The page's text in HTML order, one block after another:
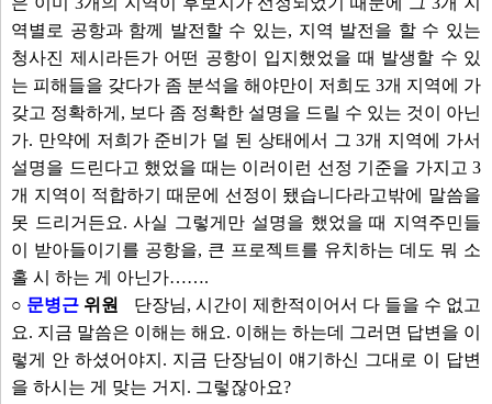
역별로 공항과 함께 발전할 수 있는, 지역 발전을 할 수 있는
청사진 제시라든가 어떤 공항이 입지했었을 때 발생할 수 있
는 피해들을 갖다가 좀 분석을 해야만이 저희도 3개 지역에 가
갖고 정확하게, 보다 좀 정확한 설명을 드릴 수 있는 것이 아닌
가. 만약에 저희가 준비가 덜 된 상태에서 그 3개 지역에 가서
설명을 드린다고 했었을 때는 이러이런 선정 기준을 가지고 3
개 지역이 적합하기 때문에 선정이 됐습니다라고밖에 말씀을
못 드리거든요. 사실 그렇게만 설명을 했었을 때 지역주민들
이 받아들이기를 공항을, 큰 프로젝트를 유치하는 데도 뭐 소
홀 시 하는 게 아닌가…….
○ 문병근 위원
단장님, 시간이 제한적이어서 다 들을 수 없고
요. 지금 말씀은 이해는 해요. 이해는 하는데 그러면 답변을 이
렇게 안 하셨어야지. 지금 단장님이 얘기하신 그대로 이 답변
을 하시는 게 맞는 거지. 그렇잖아요?